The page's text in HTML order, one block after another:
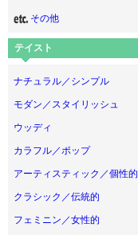
その他
テイスト
ナチュラル／シンプル
モダン／スタイリッシュ
ウッディ
カラフル／ポップ
アーティスティック／個性的
クラシック／伝統的
フェミニン／女性的